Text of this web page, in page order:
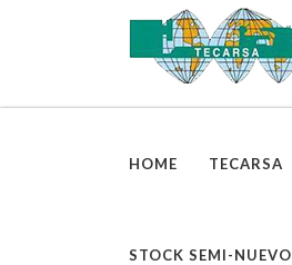
HOME TECARSA
STOCK SEMI-NUEVO